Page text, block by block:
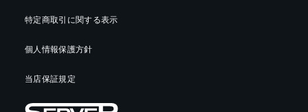
特定商取引に関する表示
個人情報保護方針
当店保証規定